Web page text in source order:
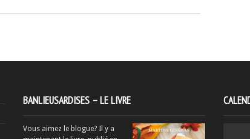
BANLIEUSARDISES – LE LIVRE
Vous aimez le blogue? Il y a